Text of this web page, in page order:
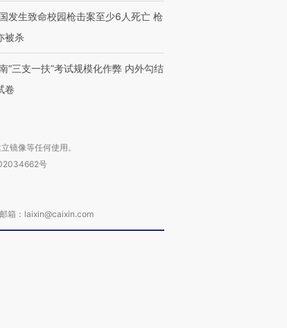
发生致命校园枪击案至少6人死亡 枪
被杀
“三支一扶”考试规模化作弊 内外勾结
卷
镜像等任何使用。
号
箱：laixin@caixin.com